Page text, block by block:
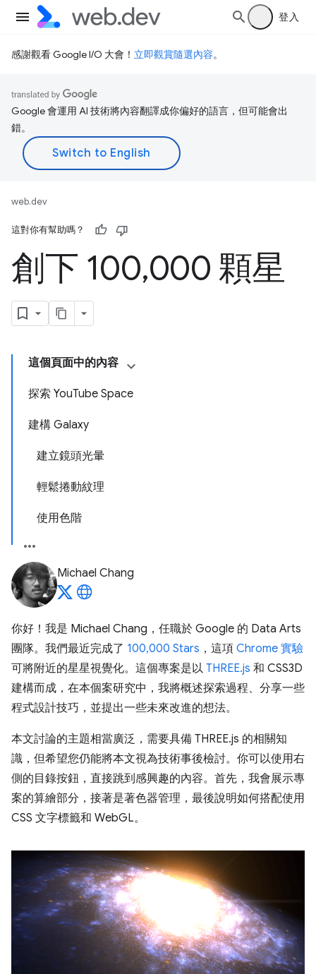
登入
感謝觀看 Google I/O 大會！ 立即觀賞隨選內容。
Google 會運用 AI 技術將內容翻譯成你偏好的語言，但可能會出
錯。
web.dev
這對你有幫助嗎？
創下 100,000 顆星
這個頁面中的內容
探索 YouTube Space
建構 Galaxy
建立鏡頭光暈
輕鬆捲動紋理
使用色階
Michael Chang
你好！我是 Michael Chang，任職於 Google 的 Data Arts
團隊。我們最近完成了 100,000 Stars ，這項 Chrome 實驗
可將附近的星星視覺化。這個專案是以 THREE.js 和 CSS3D
建構而成，在本個案研究中，我將概述探索過程、分享一些
程式設計技巧，並提出一些未來改進的想法。
本文討論的主題相當廣泛，需要具備 THREE.js 的相關知
識，但希望您仍能將本文視為技術事後檢討。你可以使用右
側的目錄按鈕，直接跳到感興趣的內容。首先，我會展示專
案的算繪部分，接著是著色器管理，最後說明如何搭配使用
CSS 文字標籤和 WebGL。